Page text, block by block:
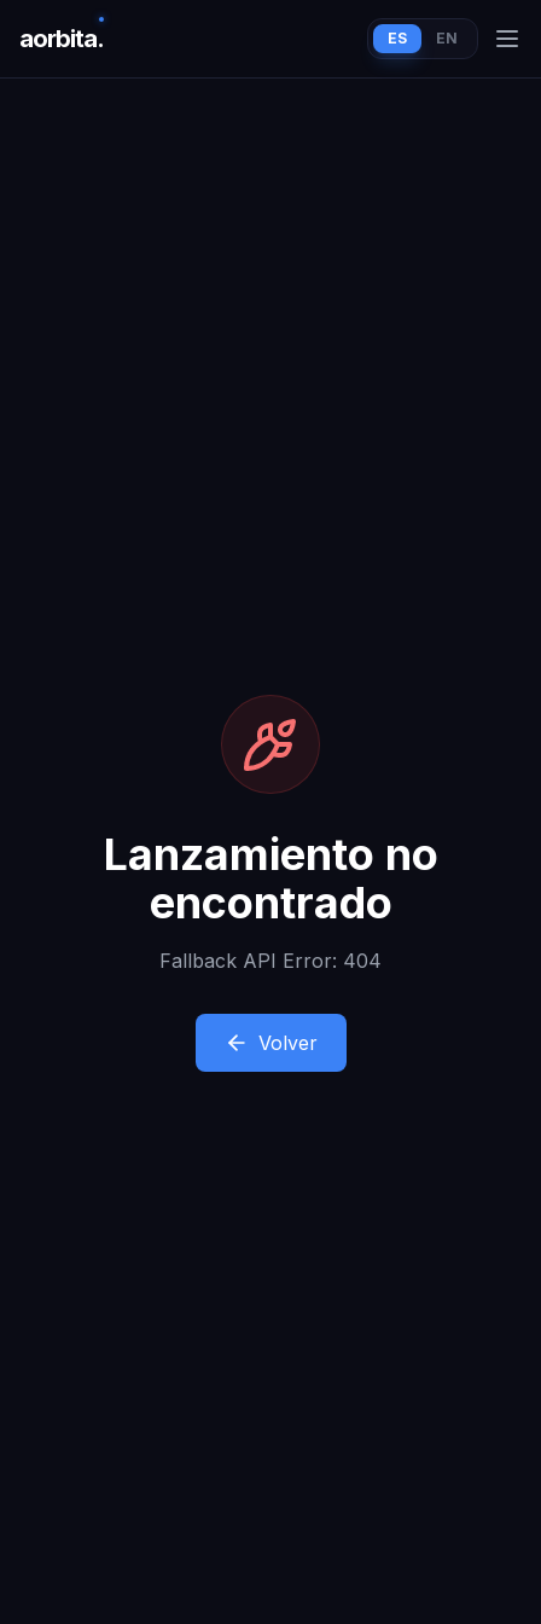
aorbita. ES EN
Lanzamiento no
encontrado
Fallback API Error: 404
Volver